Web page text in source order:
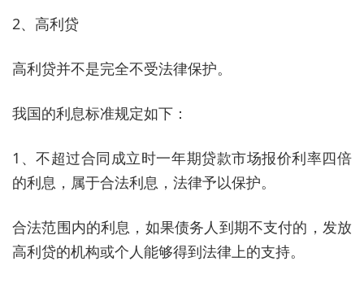
2、高利贷
高利贷并不是完全不受法律保护。
我国的利息标准规定如下：
1、不超过合同成立时一年期贷款市场报价利率四倍
的利息，属于合法利息，法律予以保护。
合法范围内的利息，如果债务人到期不支付的，发放
高利贷的机构或个人能够得到法律上的支持。